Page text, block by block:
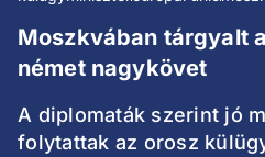
Moszkvában tárgyalt
német nagykövet
A diplomaták szerint jó
folytattak az orosz